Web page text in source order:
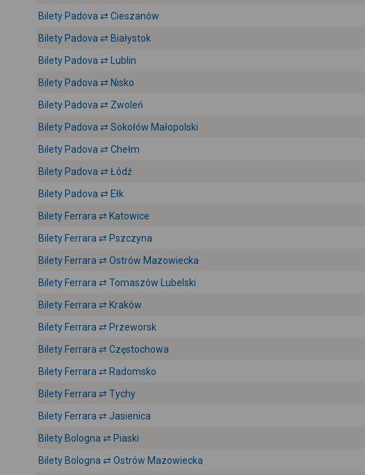
Bilety Padova ⇄ Cieszanów
Bilety Padova ⇄ Białystok
Bilety Padova ⇄ Lublin
Bilety Padova ⇄ Nisko
Bilety Padova ⇄ Zwoleń
Bilety Padova ⇄ Sokołów Małopolski
Bilety Padova ⇄ Chełm
Bilety Padova ⇄ Łódź
Bilety Padova ⇄ Ełk
Bilety Ferrara ⇄ Katowice
Bilety Ferrara ⇄ Pszczyna
Bilety Ferrara ⇄ Ostrów Mazowiecka
Bilety Ferrara ⇄ Tomaszów Lubelski
Bilety Ferrara ⇄ Kraków
Bilety Ferrara ⇄ Przeworsk
Bilety Ferrara ⇄ Częstochowa
Bilety Ferrara ⇄ Radomsko
Bilety Ferrara ⇄ Tychy
Bilety Ferrara ⇄ Jasienica
Bilety Bologna ⇄ Piaski
Bilety Bologna ⇄ Ostrów Mazowiecka